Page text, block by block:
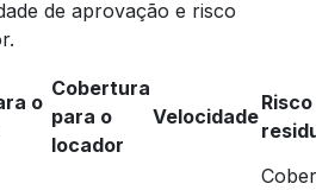
de aprovação e risco
o
Cobertura
para o
locador
Velocidade
Risco